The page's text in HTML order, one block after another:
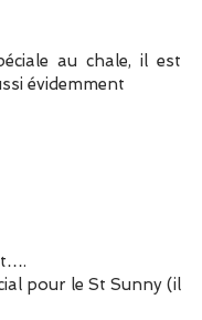
au chale, il est
évidemment
pour le St Sunny (il